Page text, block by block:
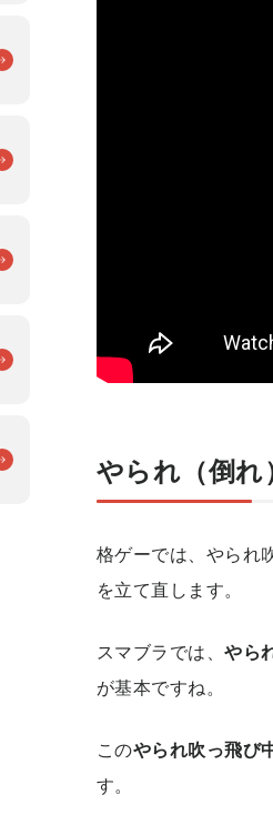
やられ（倒
格ゲーでは、やられ
を立て直します。
スマブラでは、やら
が基本ですね。
このやられ吹っ飛び
す。